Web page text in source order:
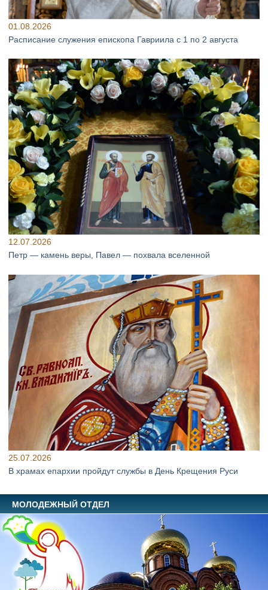
01.08.2026
Расписание служения епископа Гавриила с 1 по 2 августа
12.07.2026
Петр — камень веры, Павел — похвала вселенной
25.07.2026
В храмах епархии пройдут службы в День Крещения Руси
МОЛОДЕЖНЫЙ ОТДЕЛ